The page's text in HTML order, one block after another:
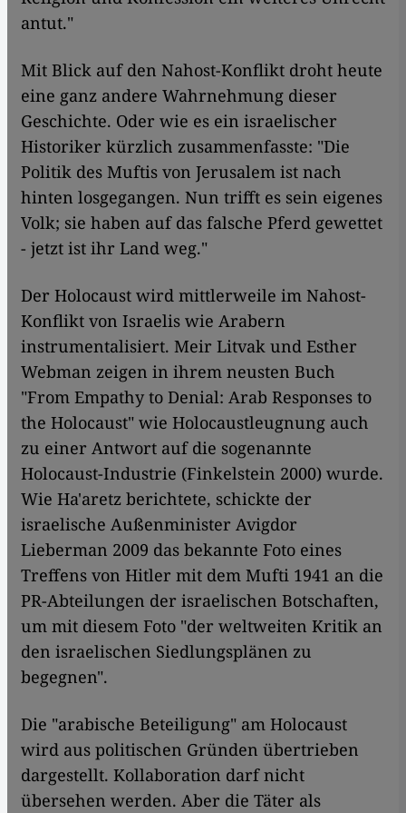
antut."
Mit Blick auf den Nahost-Konflikt droht heute
eine ganz andere Wahrnehmung dieser
Geschichte. Oder wie es ein israelischer
Historiker kürzlich zusammenfasste: "Die
Politik des Muftis von Jerusalem ist nach
hinten losgegangen. Nun trifft es sein eigenes
Volk; sie haben auf das falsche Pferd gewettet
- jetzt ist ihr Land weg."
Der Holocaust wird mittlerweile im Nahost-
Konflikt von Israelis wie Arabern
instrumentalisiert. Meir Litvak und Esther
Webman zeigen in ihrem neusten Buch
"From Empathy to Denial: Arab Responses to
the Holocaust" wie Holocaustleugnung auch
zu einer Antwort auf die sogenannte
Holocaust-Industrie (Finkelstein 2000) wurde.
Wie Ha'aretz berichtete, schickte der
israelische Außenminister Avigdor
Lieberman 2009 das bekannte Foto eines
Treffens von Hitler mit dem Mufti 1941 an die
PR-Abteilungen der israelischen Botschaften,
um mit diesem Foto "der weltweiten Kritik an
den israelischen Siedlungsplänen zu
begegnen".
Die "arabische Beteiligung" am Holocaust
wird aus politischen Gründen übertrieben
dargestellt. Kollaboration darf nicht
übersehen werden. Aber die Täter als